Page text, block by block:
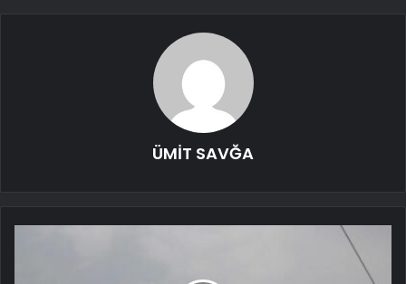
ÜMİT SAVĞA